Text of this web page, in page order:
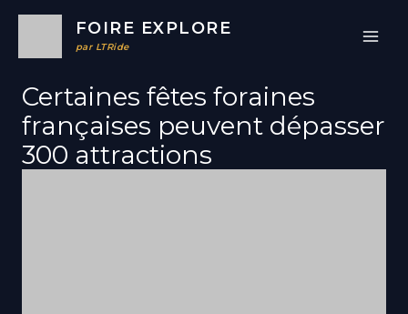
FOIRE EXPLORE
par LTRide
Certaines fêtes foraines
françaises peuvent dépasser
300 attractions